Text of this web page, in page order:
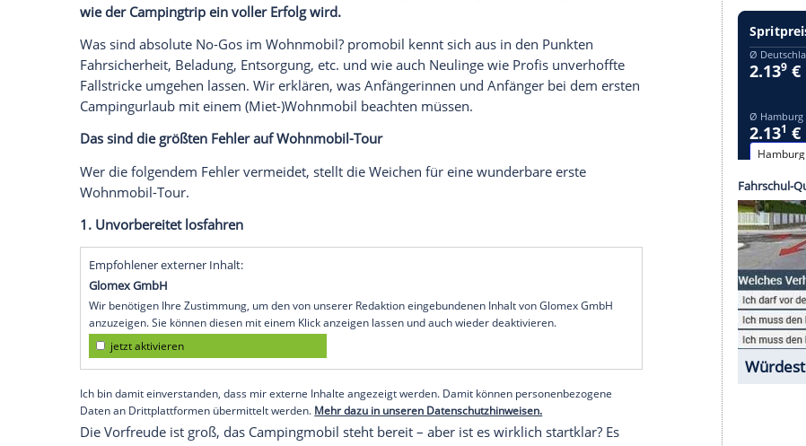
Daniel Garrido /
Baby, Steuer, Wohnmobil
23.01.2025 - 14:00 Uhr
Erster Urlaub im Wohnmobil? Wir verraten die häufigsten Anfängerfehler und geben Tipps,
wie der Campingtrip ein voller Erfolg wird.
Fahrsicherheit, Beladung,
unverhoffte
Fallstricke umgehen lassen. Wir erklären, was Anfängerinnen und Anfänger bei dem ersten
Campingurlaub mit einem (Miet-)Wohnmobil beachten müssen.
Das sind die größten Fehler auf Wohnmobil-Tour
Wer die folgendem Fehler vermeidet, stellt die Weichen für eine wunderbare erste
Wohnmobil-Tour.